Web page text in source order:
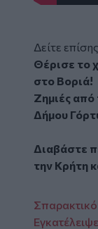
Δείτε
Θέρισε το
στο Βοριά!
Ζημιές από
Δήμου
Διαβάστε
την Κρήτη
Σπαρακτικό